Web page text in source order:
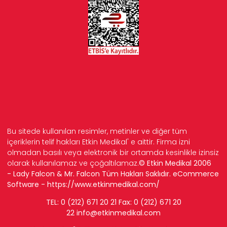
Bu sitede kullanılan resimler, metinler ve diğer tüm
içeriklerin telif hakları Etkin Medikal' e aittir. Firma izni
olmadan basılı veya elektronik bir ortamda kesinlikle izinsiz
olarak kullanılamaz ve çoğaltılamaz.© Etkin Medikal 2006
- Lady Falcon & Mr. Falcon Tüm Hakları Saklıdır. eCommerce
Software - https://www.etkinmedikal.com/
TEL: 0 (212) 671 20 21 Fax: 0 (212) 671 20
22 info@etkinmedikal.com